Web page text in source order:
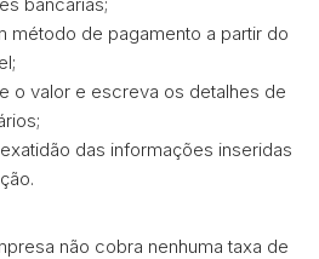
método de pagamento a partir do
o valor e escreva os detalhes de
das informações inseridas
não cobra nenhuma taxa de